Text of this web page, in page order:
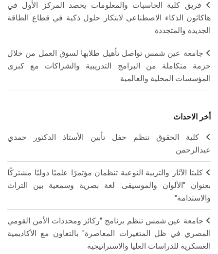
فريق كلية الحاسبات والمعلومات يحصد المركز الأول في
هاكاثون الذكاء الاصطناعي لابتكار حلول ذكية في قطاع الطاقة
الجديدة والمتجددة
جامعة عين شمس تواصل تأهيل طلابها لسوق العمل من خلال
حزمة متكاملة من البرامج التدريبية والشراكات مع كبرى
المؤسسات المحلية والعالمية
أخر الاحداث
كلية الحقوق تنظم حفل تأبين الأستاذ الدكتور حمدي
عبدالرحمن
كليتا الآثار والتربية النوعية تنظمان مؤتمرًا علميًا دوليًا مشتركًا
بعنوان "الألوان والموسيقى: لغة بصرية وسمعية بين التراث
والاستدامة"
جامعة عين شمس تنظم برنامج "ركائز ومحددات الأمن القومي
المصري في ظل المتغيرات المعاصرة" بالتعاون مع الأكاديمية
العسكرية للدراسات العليا والاستراتيجية